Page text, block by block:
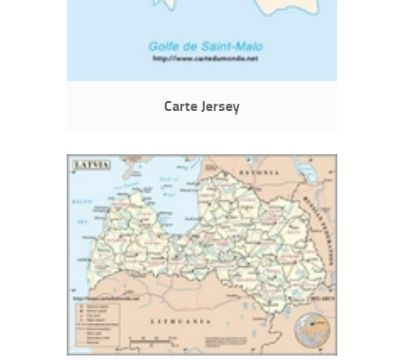
Carte Jersey